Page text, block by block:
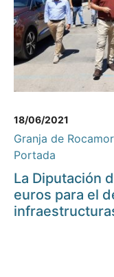
18/06/2021
Granja de
Portada
La Diputación
euros para el